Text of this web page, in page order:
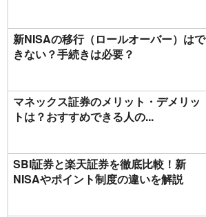
新NISAの移行（ロールオーバー）はで
きない？手続きは必要？
マネックス証券のメリット・デメリッ
トは？おすすめできる人の...
SBI証券と楽天証券を徹底比較！新
NISAやポイント制度の違いを解説